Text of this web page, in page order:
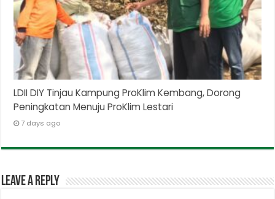
LDII DIY Tinjau Kampung ProKlim Kembang, Dorong
Peningkatan Menuju ProKlim Lestari
7 days ago
Leave a Reply